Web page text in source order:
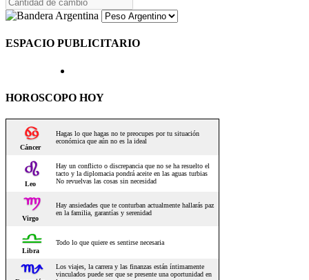
ESPACIO PUBLICITARIO
HOROSCOPO HOY